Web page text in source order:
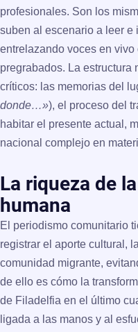
profesionales. Son los
suben al escenario a leer e
entrelazando voces en
pregrabados. La estructura
críticos: las memorias del
donde…»), el proceso del
habitar el presente actual,
nacional complejo en
La riqueza de
humana
El periodismo comunitario
registrar el aporte cultural,
comunidad migrante,
de ello es cómo la
de Filadelfia en el último
ligada a las manos y al